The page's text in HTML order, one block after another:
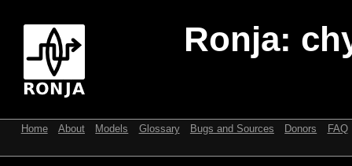
Ronja:
Home About Models Glossary Bugs and Sources Donors FAQ